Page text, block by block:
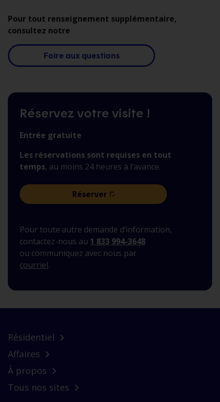
Pour tout renseignement supplémentaire,
consultez notre
Foire aux questions
Réservez votre visite !
Entrée gratuite
Les réservations sont requises en tout
temps, au moins 24 heures à l’avance.
Réserver
la
centrale
de
1
Pour toute autre demande d’information,
contactez-nous au 1 833 994-3648
ou communiquez avec nous par
courriel.
Résidentiel
Affaires
À propos
Tous nos sites